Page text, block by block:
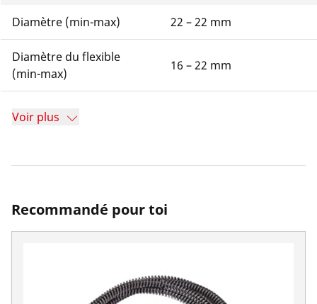
Diamètre (min-max) 22 – 22 mm
Diamètre du flexible
(min-max)
16 – 22 mm
Voir plus
Recommandé pour toi